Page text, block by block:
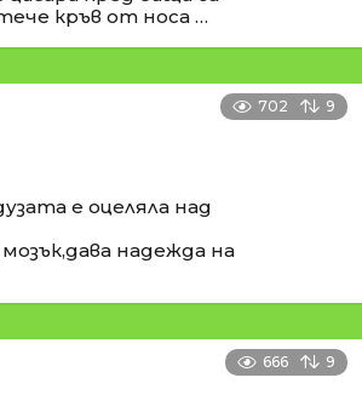
кръв от носа …
702 9
е оцеляла над
надежда на
666 9